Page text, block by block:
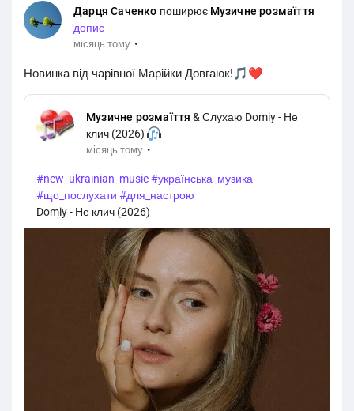
Дарця Саченко поширює Музичне розмаїття
допис
місяць тому ·
Новинка від чарівної Марійки Довгаюк!🎵❤️
Музичне розмаїття & Слухаю Domiy - Не
клич (2026)
місяць тому ·
#new_ukrainian_music#українська_музика
#що_послухати #для_настрою
Domiy - Не клич (2026)